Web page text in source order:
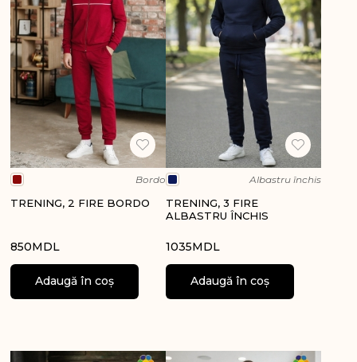
Bordo
TRENING, 2 FIRE BORDO
850MDL
Adaugă în coș
Albastru închis
TRENING, 3 FIRE
ALBASTRU ÎNCHIS
1035MDL
Adaugă în coș